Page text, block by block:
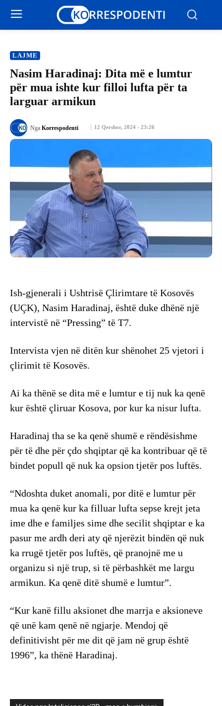
LAJME
Nasim Haradinaj: Dita më e lumtur
për mua ishte kur filloi lufta për ta
larguar armikun
12 Qershor, 2024 - 23:26
Nga Korrespodenti
Ish-gjenerali i Ushtrisë Çlirimtare të Kosovës
(UÇK), Nasim Haradinaj, është duke dhënë një
intervistë në “Pressing” të T7.
Intervista vjen në ditën kur shënohet 25 vjetori i
çlirimit të Kosovës.
Ai ka thënë se dita më e lumtur e tij nuk ka qenë
kur është çliruar Kosova, por kur ka nisur lufta.
Haradinaj tha se ka qenë shumë e rëndësishme
për të dhe për çdo shqiptar që ka kontribuar që të
bindet popull që nuk ka opsion tjetër pos luftës.
“Ndoshta duket anomali, por ditë e lumtur për
mua ka qenë kur ka filluar lufta sepse krejt jeta
ime dhe e familjes sime dhe secilit shqiptar e ka
pasur me ardh deri aty që njerëzit bindën që nuk
ka rrugë tjetër pos luftës, që pranojnë me u
organizu si një trup, si të përbashkët me largu
armikun. Ka qenë ditë shumë e lumtur”.
“Kur kanë fillu aksionet dhe marrja e aksioneve
që unë kam qenë në ngjarje. Mendoj që
definitivisht për me dit që jam në grup është
1996”, ka thënë Haradinaj.